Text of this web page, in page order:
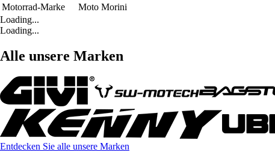
Motorrad-Marke
Moto Morini
Loading...
Loading...
Alle unsere Marken
Entdecken Sie alle unsere Marken